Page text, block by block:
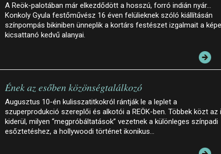
A Reök-palotában már elkezdődött a hosszú, forró indián nyár…
Konkoly Gyula festőművész 16 éven felülieknek szóló kiállításán
színpompás bikiniben ünneplik a kortárs festészet izgalmait a
kicsattanó kedvű alanyai.
Ének az esőben közönségtalálkozó
Augusztus 10-én kulisszatitkokról rántják le a leplet a
szuperprodukció szereplői és alkotói a REÖK-ben. Többek közt az
kiderül, milyen “megpróbáltatások” vezetnek a különleges színpadi
esőztetéshez, a hollywoodi történet ikonikus…